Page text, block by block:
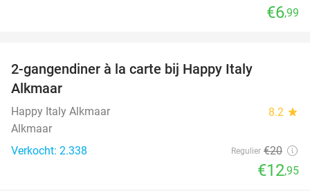
€6,99
2-gangendiner à la carte bij Happy Italy
Alkmaar
Happy Italy Alkmaar 8.2 star
Alkmaar
Verkocht: 2.338
Regulier €20
€12,95